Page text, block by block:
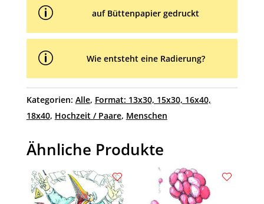
p auf Büttenpapier gedruckt
p Wie entsteht eine Radierung?
Kategorien: Alle, Format: 13x30, 15x30, 16x40,
18x40, Hochzeit / Paare, Menschen
Ähnliche Produkte